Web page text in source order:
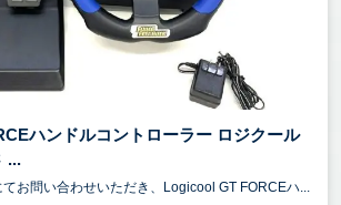
ハンドルコントローラー ロジクール
...
お問い合わせいただき、Logicool GT FORCEハ...